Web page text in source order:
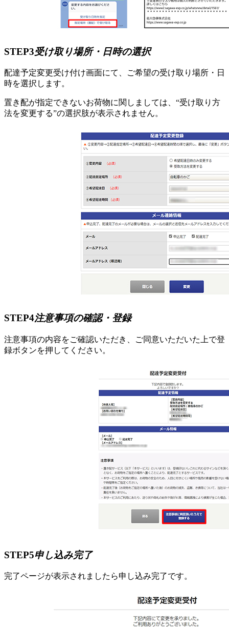
STEP3受け取り場所・日時の選択
配達予定変更受け付け画面にて、ご希望の受け取り場所・日
時を選択します。
置き配が指定できないお荷物に関しましては、“受け取り方
法を変更する”の選択肢が表示されません。
STEP4注意事項の確認・登録
注意事項の内容をご確認いただき、ご同意いただいた上で登
録ボタンを押してください。
STEP5申し込み完了
完了ページが表示されましたら申し込み完了です。